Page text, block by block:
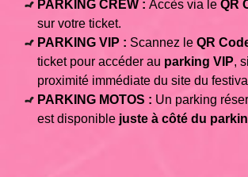
PARKING CREW : Accès via leQR
sur votre ticket.
PARKING VIP : Scannez leQR
ticket pour accéder au parking VIP ,
proximité immédiate du site du
PARKING MOTOS : Un parking
est disponible juste à côté du